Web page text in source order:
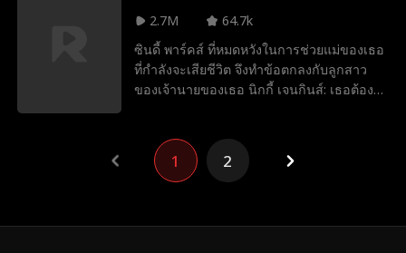
2.7M
64.7k
ซินดี้ พาร์คส์ ที่หมดหวังในการช่วยแม่ของเธอ
ที่กำลังจะเสียชีวิต จึงทำข้อตกลงกับลูกสาว
ของเจ้านายของเธอ นิกกี้ เจนกินส์: เธอต้อง
นี้เพื่อหลอกชาร์ลส์ให้แต่งงานกับเธอ แต่เมื่อ
เธอป่วย ซินดี้จึงต้องกลับมาสวมบทบาทและรับ
1 2